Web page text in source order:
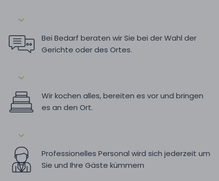
Bei Bedarf beraten wir Sie bei der Wahl der
Gerichte oder des Ortes.
Wir kochen alles, bereiten es vor und bringen
es an den Ort.
Professionelles Personal wird sich jederzeit um
Sie und Ihre Gäste kümmern